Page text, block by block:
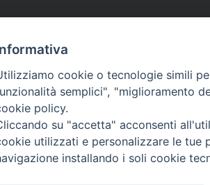
Orsini, 27
Benevento (BN)
92000550621
cookie o tecnologie simili
semplici", "miglioramento
policy.
su "accetta" acconsenti
utilizzati e personalizzare le tue
installando i soli cookie